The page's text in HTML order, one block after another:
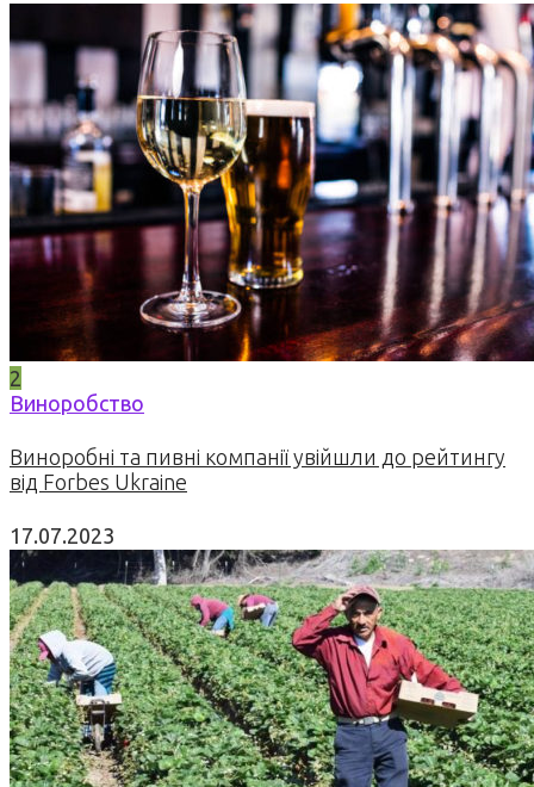
2
Виноробство
Виноробні та пивні компанії увійшли до рейтингу
від Forbes Ukraine
17.07.2023